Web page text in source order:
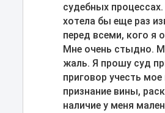
судебных
хотела бы еще раз
перед всеми, кого я
Мне очень стыдно.
жаль. Я прошу суд
приговор учесть мое
признание вины,
наличие у меня